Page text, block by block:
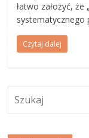
łatwo założyć,
systematycznego
Czytaj dalej